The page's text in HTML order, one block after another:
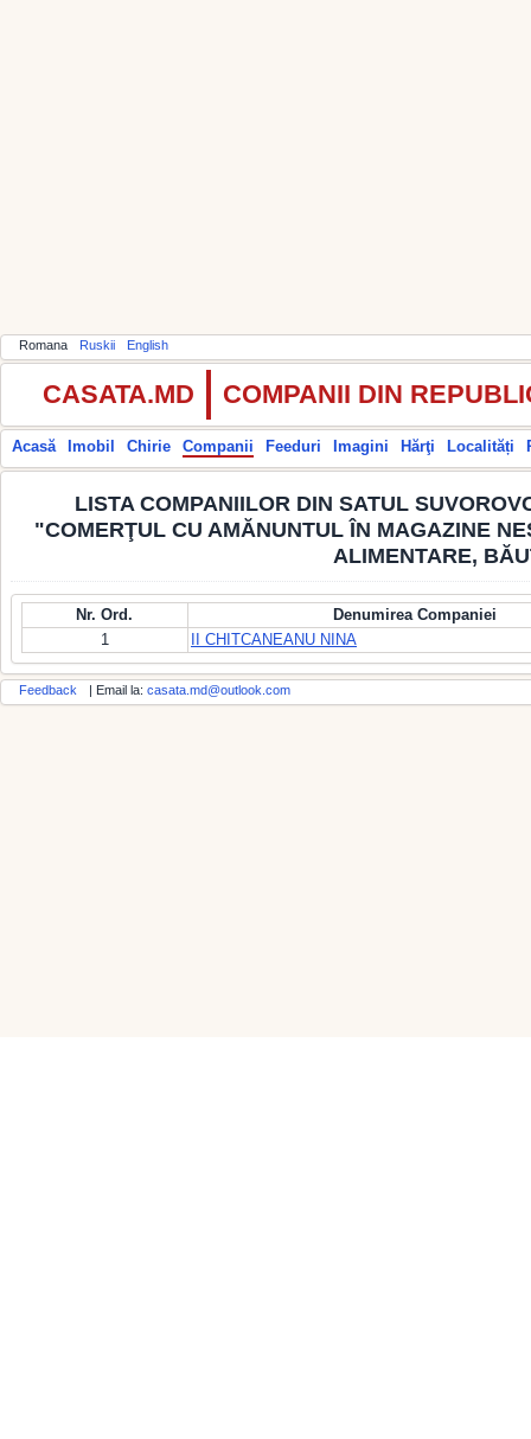
Romana Ruskii English
CASATA.MD COMPANII DIN
Acasă Imobil Chirie Companii Feeduri Imagini Hărţi Localități
LISTA COMPANIILOR DIN SATUL
"COMERŢUL CU AMĂNUNTUL ÎN MAGAZINE
ALIMENTARE,
Nr. Ord.
Denumirea Companiei
1
II CHITCANEANU NINA
Feedback | Email la: casata.md@outlook.com